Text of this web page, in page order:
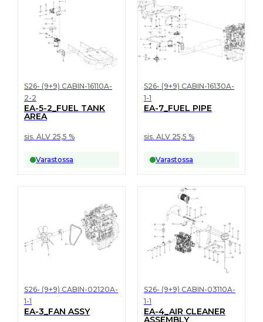
S26- (9+9) CABIN-16110A-
2-2
EA-5-2_FUEL TANK
AREA
sis. ALV 25,5 %
Varastossa
S26- (9+9) CABIN-16130A-
1-1
EA-7_FUEL PIPE
sis. ALV 25,5 %
Varastossa
S26- (9+9) CABIN-02120A-
1-1
EA-3_FAN ASSY
S26- (9+9) CABIN-03110A-
1-1
EA-4_AIR CLEANER
ASSEMBLY